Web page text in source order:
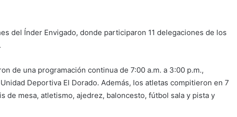
del Índer Envigado, donde participaron 11 delegaciones de los
de una programación continua de 7:00 a.m. a 3:00 p.m.,
Deportiva El Dorado. Además, los atletas compitieron en 7
de mesa, atletismo, ajedrez, baloncesto, fútbol sala y pista y